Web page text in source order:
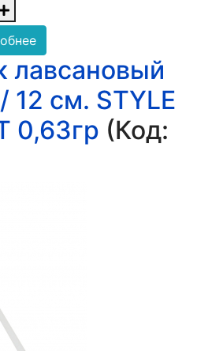
лавсановый
12 см. STYLE
0,63гр (Код: